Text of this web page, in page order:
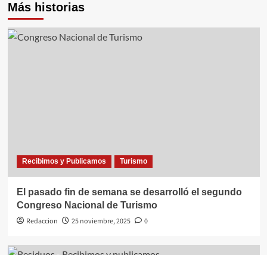
Más historias
Recibimos y Publicamos Turismo
El pasado fin de semana se desarrolló el segundo
Congreso Nacional de Turismo
Redaccion
25 noviembre, 2025 0